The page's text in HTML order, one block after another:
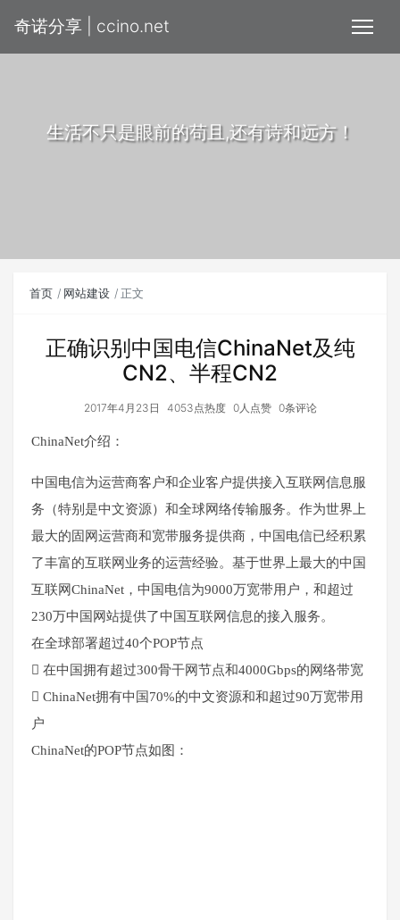
奇诺分享 | ccino.net
生活不只是眼前的苟且,还有诗和远方！
首页 网站建设 正文
正确识别中国电信ChinaNet及纯
CN2、半程CN2
2017年4月23日 4053点热度 0人点赞 0条评论
ChinaNet介绍：
中国电信为运营商客户和企业客户提供接入互联网信息服
务（特别是中文资源）和全球网络传输服务。作为世界上
最大的固网运营商和宽带服务提供商，中国电信已经积累
了丰富的互联网业务的运营经验。基于世界上最大的中国
互联网ChinaNet，中国电信为9000万宽带用户，和超过
230万中国网站提供了中国互联网信息的接入服务。
在全球部署超过40个POP节点
 在中国拥有超过300骨干网节点和4000Gbps的网络带宽
 ChinaNet拥有中国70%的中文资源和和超过90万宽带用
户
ChinaNet的POP节点如图：